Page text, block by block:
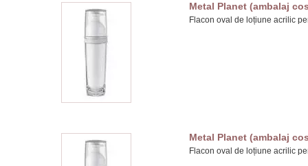
Metal Planet (ambalaj
Flacon oval de loțiune acrilic
Metal Planet (ambalaj
Flacon oval de loțiune acrilic